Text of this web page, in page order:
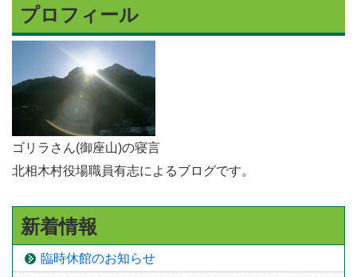
プロフィール
ゴリラさん(御座山)の寝言
北相木村役場職員有志によるブログです。
新着情報
臨時休館のお知らせ